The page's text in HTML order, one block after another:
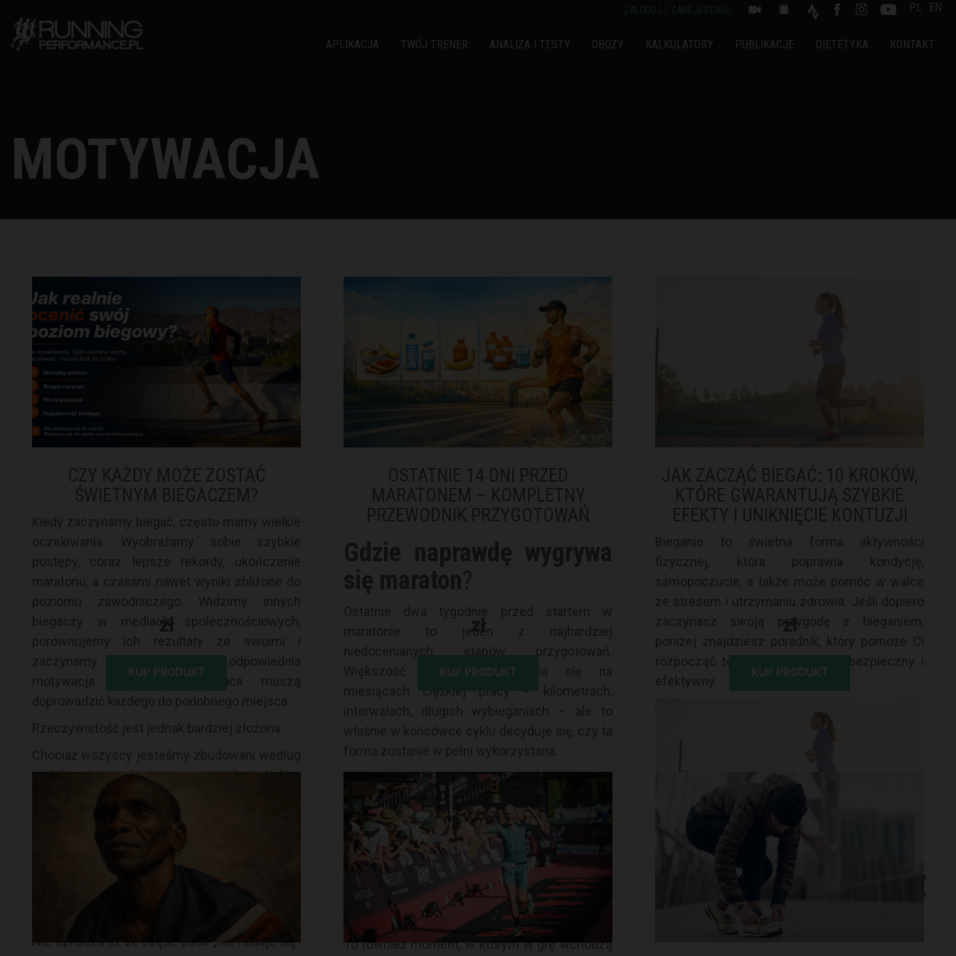
ZALOGUJ / ZAREJESTRUJ PL EN
APLIKACJA TWÓJ TRENER ANALIZA I TESTY OBOZY KALKULATORY PUBLIKACJE DIETETYKA KONTAKT
MOTYWACJA
biegaczy w mediach społecznościowych,
motywacja oraz ciężka praca muszą
podobnych zasad, różnimy się pod względem
trening. To samo obciążenie może u jednej
osoby wywołać bardzo dużą poprawę, a u innej
przynieść znacznie mniejszy efekt albo
Nie oznacza to, że część osób „nie nadaje się”
zł
KUP PRODUKT
Większość zawodników skupia się na
miesiącach ciężkiej pracy – kilometrach,
Z punktu widzenia fizjologii wysiłku, organizm
w tym okresie przechodzi
proces superkompensacji
– zmniejszamy
zmęczenie, jednocześnie utrzymując
adaptacje wypracowane wcześniej.
Odpowiednio przeprowadzonytapering
pozwala „odsłonić” formę, która już istnieje. Zły
tapering – może ją skutecznie zablokować.
To również moment, w którym w grę wchodzą
KUP PRODUKT
zaczynasz swoją przygodę z bieganiem,
KROK
PRZYGOTOWANIE
DO BIEGANIA
zł
KUP PRODUKT